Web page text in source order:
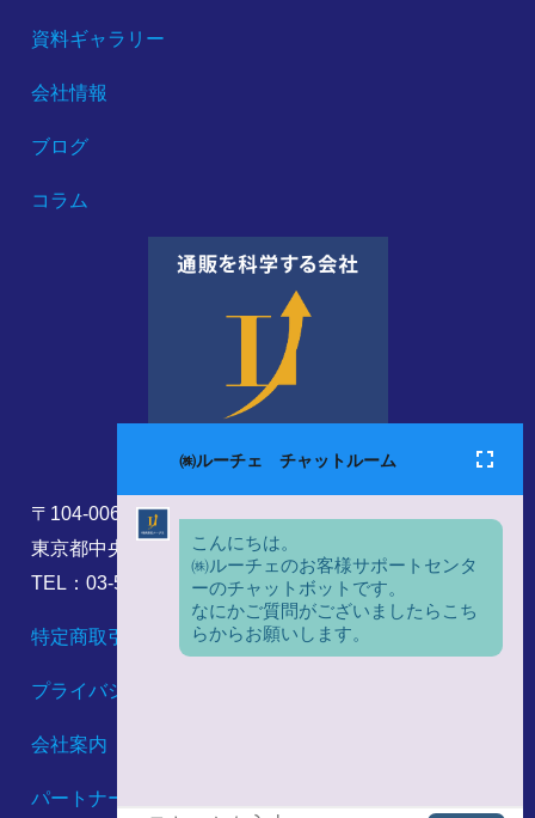
資料ギャラリー
会社情報
ブログ
コラム
〒104-0061
東京都中央区銀座8丁目17番5号
TEL：03-5860-6173
特定商取引法に基づく表記
プライバシーポリシー
会社案内
パートナーシップ構築宣言